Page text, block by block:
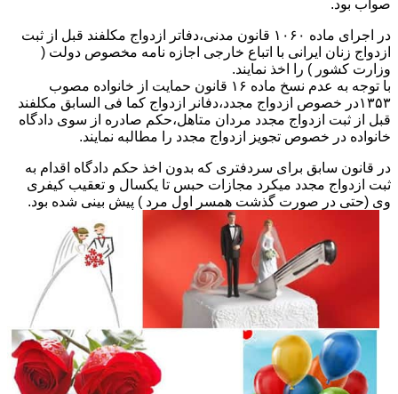
صواب بود.
در اجرای ماده ۱۰۶۰ قانون مدنی،دفاتر ازدواج مکلفند قبل از ثبت
ازدواج زنان ایرانی با اتباع خارجی اجازه نامه مخصوص دولت (
وزارت کشور ) را اخذ نمایند.
با توجه به عدم نسخ ماده ۱۶ قانون حمایت از خانواده مصوب
۱۳۵۳در خصوص ازدواج مجدد،دفانر ازدواج کما فی السابق مکلفند
قبل از ثبت ازدواج مجدد مردان متاهل،حکم صادره از سوی دادگاه
خانواده در خصوص تجویز ازدواج مجدد را مطالبه نمایند.
در قانون سابق برای سردفتری که بدون اخذ حکم دادگاه اقدام به
ثبت ازدواج مجدد میکرد مجازات حبس تا یکسال و تعقیب کیفری
وی (حتی در صورت گذشت همسر اول مرد ) پیش بینی شده بود.